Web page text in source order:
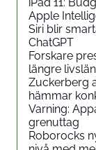
Apple
Siri blir
ChatGPT
Forskare
längre
Zuckerberg
hämmar
Varning:
grenuttag
Roborocks